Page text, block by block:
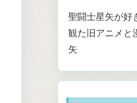
聖闘士星矢が好
観た旧アニメと
矢